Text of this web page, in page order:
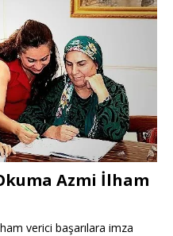
Azmi İlham
verici başarılara imza